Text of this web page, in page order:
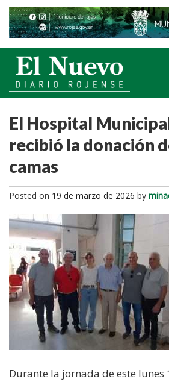
El Hospital
recibió la donación
camas
Posted on 19 de marzo de 2026 by
Durante la jornada de este lunes